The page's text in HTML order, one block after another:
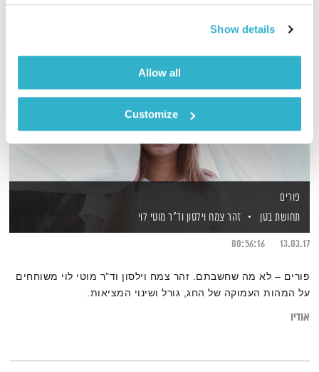
Show details
Allow all
Customize
פורים
תחושת בטן
זהר צמח וילסון וד"ר מוטי לוי
13.03.17
00:56:16
פורים – לא מה שחשבתם. זהר צמח וילסון וד"ר מוטי לוי משוחחים
על המהות העמוקה של החג, גורל ושינוי המציאות.
אודיו